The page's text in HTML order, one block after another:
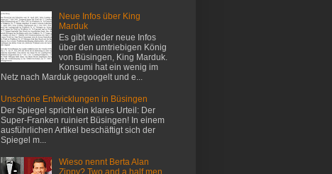
Neue Infos über King
Marduk
Es gibt wieder neue Infos
über den umtriebigen König
von Büsingen, King Marduk.
Konsumi hat ein wenig im
Netz nach Marduk gegoogelt und e...
Unschöne Entwicklungen in Büsingen
Der Spiegel spricht ein klares Urteil: Der
Super-Franken ruiniert Büsingen! In einem
ausführlichen Artikel beschäftigt sich der
Spiegel m...
Wieso nennt Berta Alan
Zippy? Two and a half men